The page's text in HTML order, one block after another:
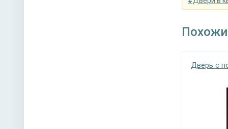
Дверь с